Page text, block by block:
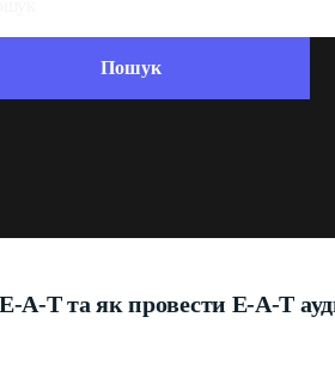
A-T та як провести E-A-T